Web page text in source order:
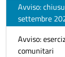
Avviso:
settembre
Avviso:
comunitari